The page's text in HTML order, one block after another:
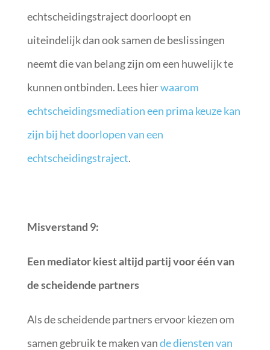
echtscheidingstraject doorloopt en
uiteindelijk dan ook samen de beslissingen
neemt die van belang zijn om een huwelijk te
kunnen ontbinden. Lees hierwaarom
echtscheidingsmediation een prima keuze kan
zijn bij het doorlopen van een
echtscheidingstraject.
Misverstand 9:
Een mediator kiest altijd partij voor één van
de scheidende partners
Als de scheidende partners ervoor kiezen om
samen gebruik te maken vande diensten van